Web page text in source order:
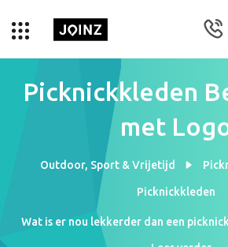
Picknickkleden
met
Outdoor, Sport & Vrijetijd
Picknickkleden
Wat is er nou lekkerder dan een
Joinz bedrukt picknickkleden met jouw